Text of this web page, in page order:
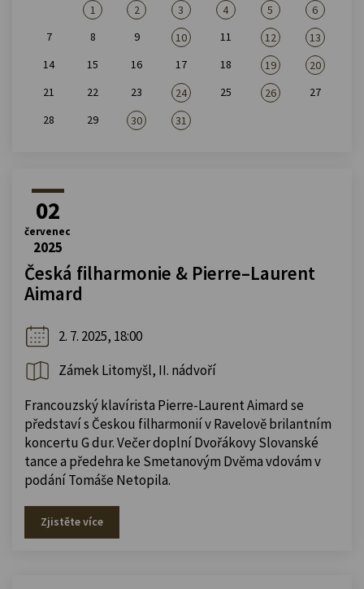
1
2 3 4 5
6
7
8 9 10 11 12
13
14
15 16 17 18 19
20
21
22 23 24 25 26
27
28
29 30 31
02
červenec
2025
Česká filharmonie & Pierre–Laurent
Aimard
2. 7. 2025, 18:00
Zámek Litomyšl, II. nádvoří
Francouzský klavírista Pierre-Laurent Aimard se
představí s Českou filharmonií v Ravelově brilantním
koncertu G dur. Večer doplní Dvořákovy Slovanské
tance a předehra ke Smetanovým Dvěma vdovám v
podání Tomáše Netopila.
Zjistěte více